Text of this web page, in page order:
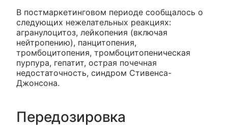
В постмаркетинговом периоде сообщалось о
следующих нежелательных реакциях:
агранулоцитоз, лейкопения (включая
нейтропению), панцитопения,
тромбоцитопения, тромбоцитопеническая
пурпура, гепатит, острая почечная
недостаточность, синдром Стивенса-
Джонсона.
Передозировка